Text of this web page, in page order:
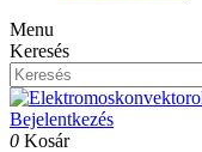
Menu
Keresés
Bejelentkezés
0 Kosár